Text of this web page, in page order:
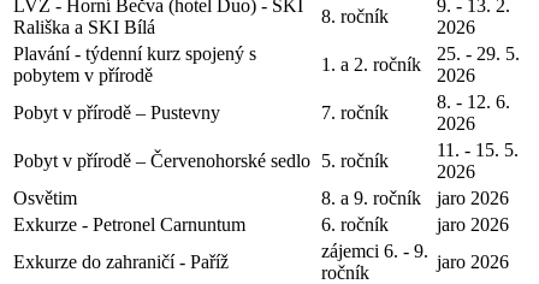
LVZ - Horní Bečva (hotel Duo) - SKI
Rališka a SKI Bílá
8. ročník
9. - 13. 2.
2026
Plavání - týdenní kurz spojený s
pobytem v přírodě
1. a 2. ročník
25. - 29. 5.
2026
Pobyt v přírodě – Pustevny
7. ročník
8. - 12. 6.
2026
Pobyt v přírodě – Červenohorské sedlo 5. ročník
11. - 15. 5.
2026
Osvětim
8. a 9. ročník
jaro 2026
Exkurze - Petronel Carnuntum
6. ročník
jaro 2026
Exkurze do zahraničí - Paříž
zájemci 6. - 9.
ročník
jaro 2026